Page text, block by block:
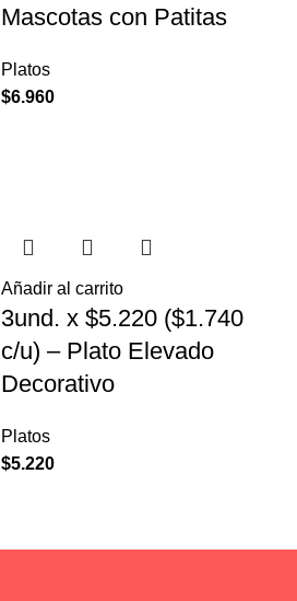
Mascotas con Patitas
Platos
$6.960
Añadir al carrito
3und. x $5.220 ($1.740
c/u) – Plato Elevado
Decorativo
Platos
$5.220